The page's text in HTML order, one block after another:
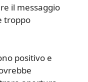
il messaggio
troppo
positivo e